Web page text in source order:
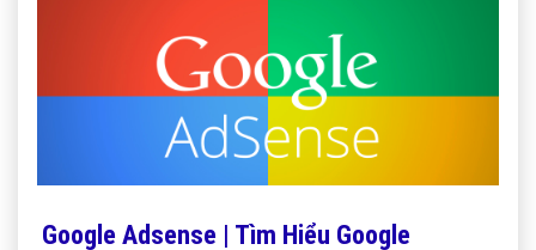
Google Adsense | Tìm Hiểu Google